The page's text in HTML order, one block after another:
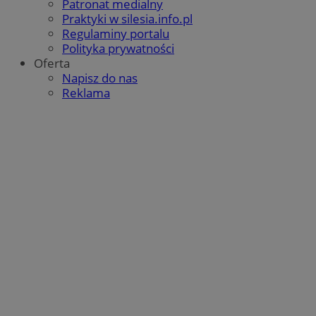
Patronat medialny
Praktyki w silesia.info.pl
Regulaminy portalu
Polityka prywatności
Oferta
Napisz do nas
Reklama
QeSessID orzesze.com.pl